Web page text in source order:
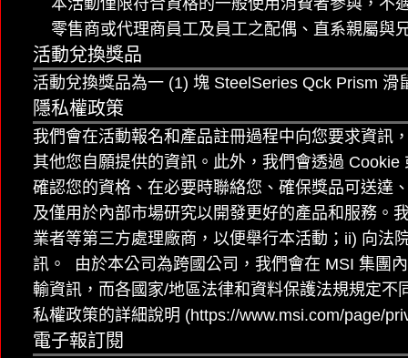
零售商或代理商員工及員工之配偶、直系親屬與
活動兌換獎品
活動兌換獎品為一 (1) 塊 SteelSeries Qck Prism
隱私權政策
我們會在活動報名和產品註冊過程中向您要求資訊
其他您自願提供的資訊。此外，我們會透過
確認您的資格、在必要時聯絡您、確保獎品可送達
及僅用於內部市場研究以開發更好的產品和服務。
業者等第三方處理廠商，以便舉行本活動；ii) 向法
訊。 由於本公司為跨國公司，我們會在 MSI 集團
輸資訊，而各國家/地區法律和資料保護法規規定
私權政策的詳細說明 (https://www.msi.com/page/
電子報訂閱